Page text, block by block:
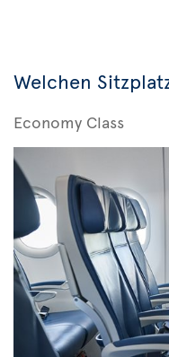
Welchen
Economy Class